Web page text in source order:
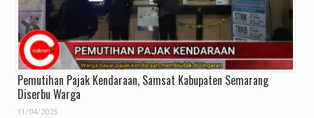
Pemutihan Pajak Kendaraan, Samsat Kabupaten Semarang
Diserbu Warga
11/04/2025